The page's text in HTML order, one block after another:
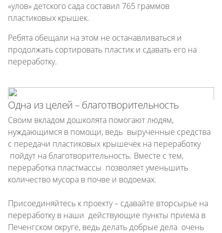
«улов» детского сада составил 765 граммов
пластиковых крышек.
Ребята обещали на этом не останавливаться и
продолжать сортировать пластик и сдавать его на
переработку.
Одна из целей – благотворительность
Своим вкладом дошколята помогают людям,
нуждающимся в помощи, ведь вырученные средства
с передачи пластиковых крышечек на переработку
пойдут на благотворительность. Вместе с тем,
переработка пластмассы позволяет уменьшить
количество мусора в почве и водоемах.
Присоединяйтесь к проекту – сдавайте вторсырье на
переработку в наши действующие пункты приема в
Печенгском округе, ведь делать добрые дела очень